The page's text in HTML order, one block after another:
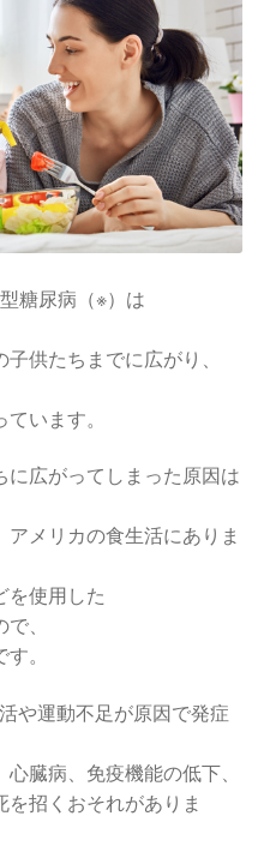
糖尿病（※）は
供たちまでに広がり、
います。
広がってしまった原因は
メリカの食生活にありま
を使用した
、
。
や運動不足が原因で発症
臓病、免疫機能の低下、
招くおそれがありま